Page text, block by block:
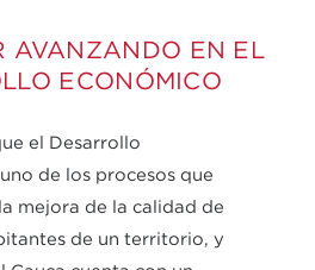
AVANZANDO EN EL
ECONÓMICO
el Desarrollo
de los procesos que
mejora de la calidad de
de un territorio, y